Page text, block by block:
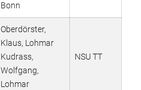
Bonn
Oberdörster,
Klaus, Lohmar
Kudrass,
Wolfgang,
Lohmar
NSU TT